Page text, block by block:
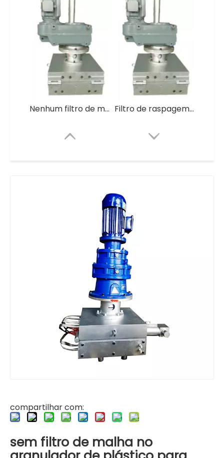
Nenhum filtro de malha a laser para linha de pelotização de plástico Filtro de raspagem totalmente automático do derretimento do peletizador sem malha da tela
Autolimpante sem filtro de derretimento de malha para máquina de reciclagem de grânulos de plástico LDPE HDPE PP
compartilhar com:
sem filtro de malha no